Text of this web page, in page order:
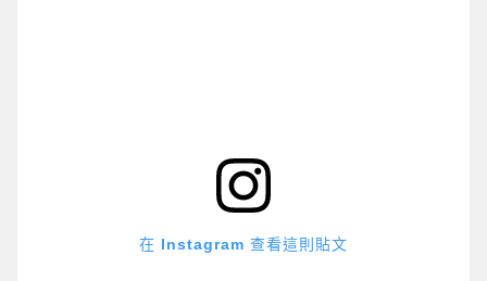
在 Instagram 查看這則貼文